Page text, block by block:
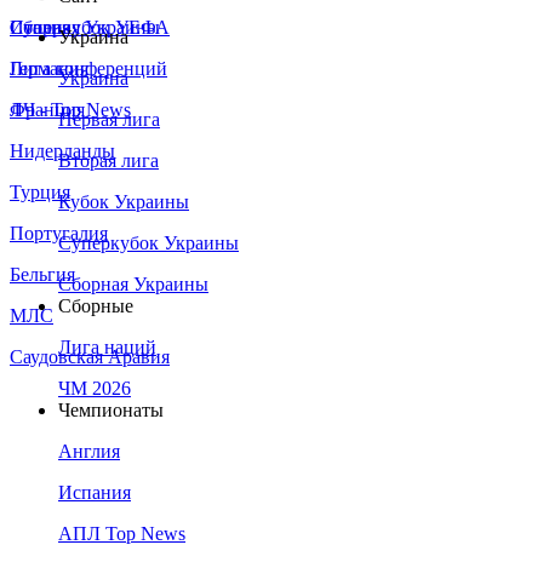
Сборная Украины
Италия
Германия
Франция
Нидерланды
Турция
Португалия
Бельгия
МЛС
Саудовская Аравия
Суперкубок УЕФА
Лига конференций
ЛЧ - Top News
Украина
Украина
Первая лига
Вторая лига
Кубок Украины
Суперкубок Украины
Сборная Украины
Сборные
Лига наций
ЧМ 2026
Чемпионаты
Англия
Испания
АПЛ Top News